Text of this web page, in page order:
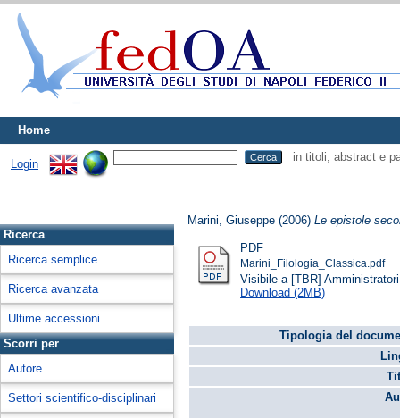
Home
Login
in titoli, abstract e
Ricerca
Ricerca semplice
Ricerca avanzata
Ultime accessioni
Scorri per
Autore
Settori scientifico-disciplinari
Marini, Giuseppe (2006)Le epistole
PDF
Marini_Filologia_Classica.pdf
Visibile a [TBR]
Download (2MB)
Tipologia del